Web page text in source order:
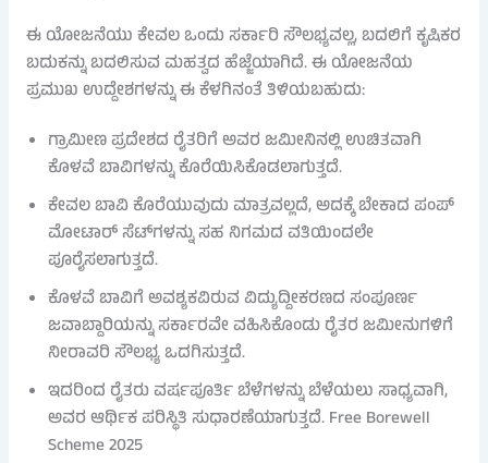
ಈ ಯೋಜನೆಯು ಕೇವಲ ಒಂದು ಸರ್ಕಾರಿ ಸೌಲಭ್ಯವಲ್ಲ, ಬದಲಿಗೆ ಕೃಷಿಕರ
ಬದುಕನ್ನು ಬದಲಿಸುವ ಮಹತ್ವದ ಹೆಜ್ಜೆಯಾಗಿದೆ. ಈ ಯೋಜನೆಯ
ಪ್ರಮುಖ ಉದ್ದೇಶಗಳನ್ನು ಈ ಕೆಳಗಿನಂತೆ ತಿಳಿಯಬಹುದು:
ಗ್ರಾಮೀಣ ಪ್ರದೇಶದ ರೈತರಿಗೆ ಅವರ ಜಮೀನಿನಲ್ಲಿ ಉಚಿತವಾಗಿ
ಕೊಳವೆ ಬಾವಿಗಳನ್ನು ಕೊರೆಯಿಸಿಕೊಡಲಾಗುತ್ತದೆ.
ಕೇವಲ ಬಾವಿ ಕೊರೆಯುವುದು ಮಾತ್ರವಲ್ಲದೆ, ಅದಕ್ಕೆ ಬೇಕಾದ ಪಂಪ್
ಮೋಟಾರ್ ಸೆಟ್‌ಗಳನ್ನು ಸಹ ನಿಗಮದ ವತಿಯಿಂದಲೇ
ಪೂರೈಸಲಾಗುತ್ತದೆ.
ಕೊಳವೆ ಬಾವಿಗೆ ಅವಶ್ಯಕವಿರುವ ವಿದ್ಯುದ್ದೀಕರಣದ ಸಂಪೂರ್ಣ
ಜವಾಬ್ದಾರಿಯನ್ನು ಸರ್ಕಾರವೇ ವಹಿಸಿಕೊಂಡು ರೈತರ ಜಮೀನುಗಳಿಗೆ
ನೀರಾವರಿ ಸೌಲಭ್ಯ ಒದಗಿಸುತ್ತದೆ.
ಇದರಿಂದ ರೈತರು ವರ್ಷಪೂರ್ತಿ ಬೆಳೆಗಳನ್ನು ಬೆಳೆಯಲು ಸಾಧ್ಯವಾಗಿ,
ಅವರ ಆರ್ಥಿಕ ಪರಿಸ್ಥಿತಿ ಸುಧಾರಣೆಯಾಗುತ್ತದೆ. Free Borewell
Scheme 2025